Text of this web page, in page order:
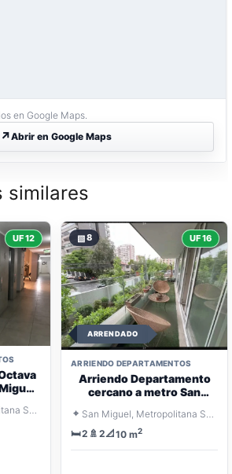
en Google Maps.
Abrir en Google Maps
similares
UF 12 ▧8 UF 16
ARRENDADO
ARRIENDO DEPARTAMENTOS
Arriendo Departamento
cercano a metro San
⌖
🛏️2 🚿 2📐10 m2